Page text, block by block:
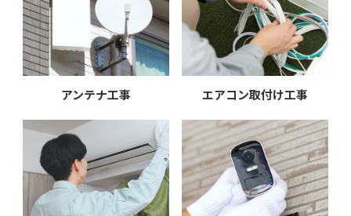
アンテナ工事 エアコン取付け工事